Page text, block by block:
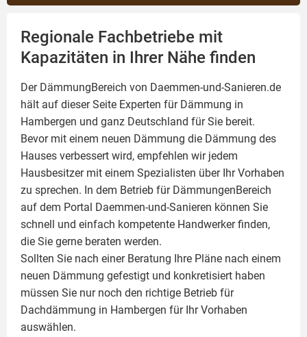
Regionale Fachbetriebe mit
Kapazitäten in Ihrer Nähe finden
Der DämmungBereich von Daemmen-und-Sanieren.de
hält auf dieser Seite Experten für Dämmung in
Hambergen und ganz Deutschland für Sie bereit.
Bevor mit einem neuen Dämmung die Dämmung des
Hauses verbessert wird, empfehlen wir jedem
Hausbesitzer mit einem Spezialisten über Ihr Vorhaben
zu sprechen. In dem Betrieb für DämmungenBereich
auf dem Portal Daemmen-und-Sanieren können Sie
schnell und einfach kompetente Handwerker finden,
die Sie gerne beraten werden.
Sollten Sie nach einer Beratung Ihre Pläne nach einem
neuen Dämmung gefestigt und konkretisiert haben
müssen Sie nur noch den richtige Betrieb für
Dachdämmung in Hambergen für Ihr Vorhaben
auswählen.